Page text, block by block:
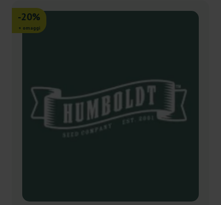
-20%
+ omaggi